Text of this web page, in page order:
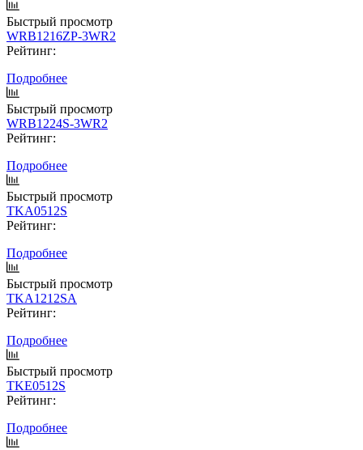
Быстрый просмотр
WRB1216ZP-3WR2
Рейтинг:
Подробнее
Быстрый просмотр
WRB1224S-3WR2
Рейтинг:
Подробнее
Быстрый просмотр
TKA0512S
Рейтинг:
Подробнее
Быстрый просмотр
TKA1212SA
Рейтинг:
Подробнее
Быстрый просмотр
TKE0512S
Рейтинг:
Подробнее